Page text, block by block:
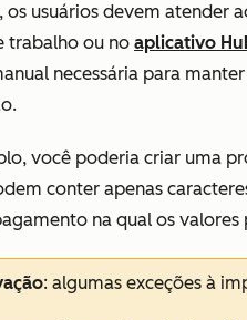
os usuários devem atender
trabalho ou no aplicativo
necessária para
você poderia criar uma
conter apenas
na qual os
: algumas exceções à